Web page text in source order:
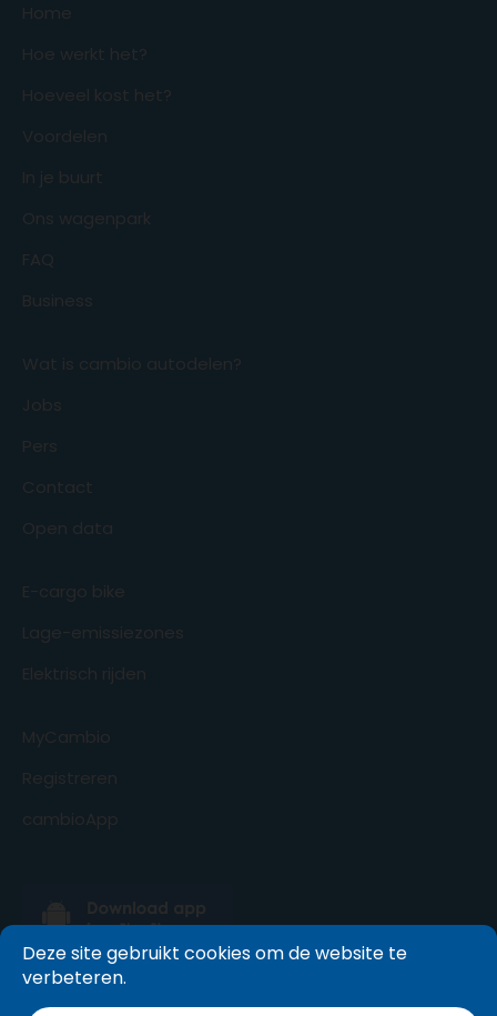
Home
Hoe werkt het?
Hoeveel kost het?
Voordelen
In je buurt
Ons wagenpark
FAQ
Business
Wat is cambio autodelen?
Jobs
Pers
Contact
Open data
E-cargo bike
Lage-emissiezones
Elektrisch rijden
MyCambio
Registreren
cambioApp
Deze site gebruikt cookies om de website te
verbeteren.